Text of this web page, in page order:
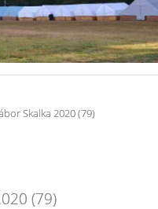
Skalka 2020 (79)
(79)